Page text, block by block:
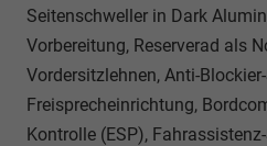
Seitenschweller in Dark
Vorbereitung, Reserverad als
Vordersitzlehnen, Anti-
Freisprecheinrichtung,
Kontrolle (ESP),